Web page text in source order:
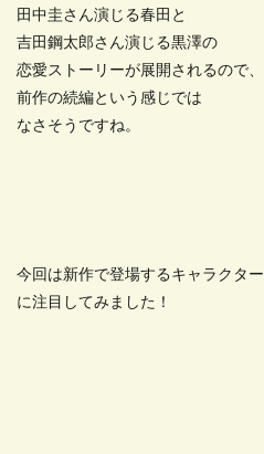
田中圭さん演じる春田と
吉田鋼太郎さん演じる黒澤の
恋愛ストーリーが展開されるので、
前作の続編という感じでは
なさそうですね。
今回は新作で登場するキャラクター
に注目してみました！